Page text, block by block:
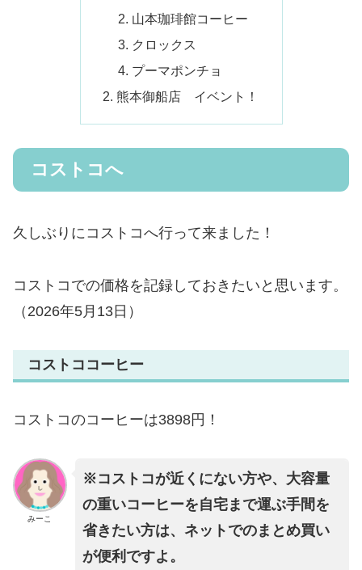
山本珈琲館コーヒー
クロックス
プーマポンチョ
熊本御船店 イベント！
コストコへ
久しぶりにコストコへ行って来ました！
コストコでの価格を記録しておきたいと思います。
（2026年5月13日）
コストココーヒー
コストコのコーヒーは3898円！
みーこ
※コストコが近くにない方や、大容量
の重いコーヒーを自宅まで運ぶ手間を
省きたい方は、ネットでのまとめ買い
が便利ですよ。